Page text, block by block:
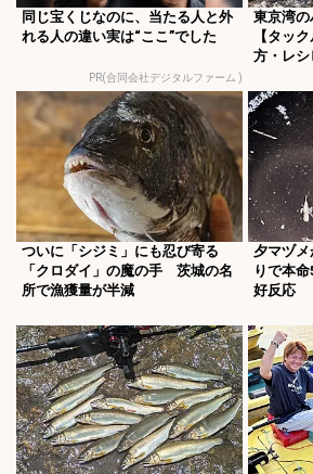
同じ宝くじなのに、当たる人と外
れる人の違い実は“ここ”でした
PR(合同会社デジタルファーム )
東京湾
【タッ
方・レシ
ついに「シジミ」にも忍び寄る
「クロダイ」の魔の手 茨城の名
所で漁獲量が半減
夕マヅ
りで本
好反応